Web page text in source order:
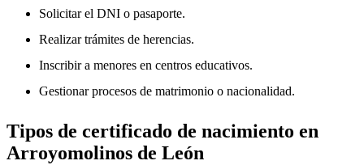
Solicitar el DNI o pasaporte.
Realizar trámites de herencias.
Inscribir a menores en centros educativos.
Gestionar procesos de matrimonio o nacionalidad.
Tipos de certificado de nacimiento en
Arroyomolinos de León